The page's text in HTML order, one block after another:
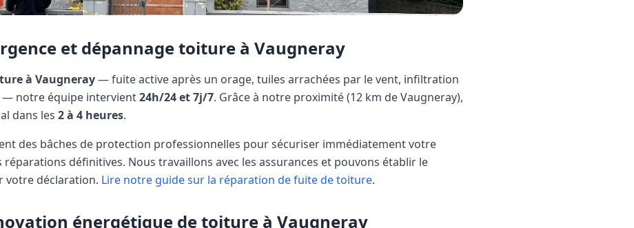
et dépannage toiture à Vaugneray
à Vaugneray— fuite active après un orage, tuiles arrachées par le vent, infiltration
— notre équipe intervient24h/24 et 7j/7. Grâce à notre proximité (12 km deVaugneray),
dans les 2 à 4 heures.
des bâches de protection professionnelles pour sécuriser immédiatement votre
définitives. Nous travaillons avec les assurances et pouvons établir le
votre déclaration. Lire notre guide sur la réparation de fuite de toiture.
énergétique de toiture à Vaugneray